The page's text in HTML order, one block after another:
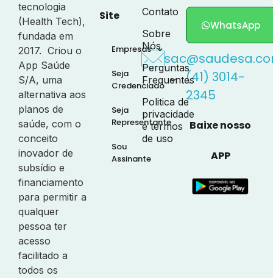
tecnologia
(Health Tech),
fundada em
2017. Criou o
App Saúde
S/A, uma
alternativa aos
planos de
saúde, com o
conceito
inovador de
subsídio e
financiamento
para permitir a
qualquer
pessoa ter
acesso
facilitado a
todos os
Site
Empresas
Seja
Credenciado
Seja
Representante
Sou
Assinante
Contato
Sobre
Nós
Perguntas
Frequentes
Politica de
privacidade
e termos
de uso
WhatsApp
(41) 3014-
2345
Baixe nosso
APP